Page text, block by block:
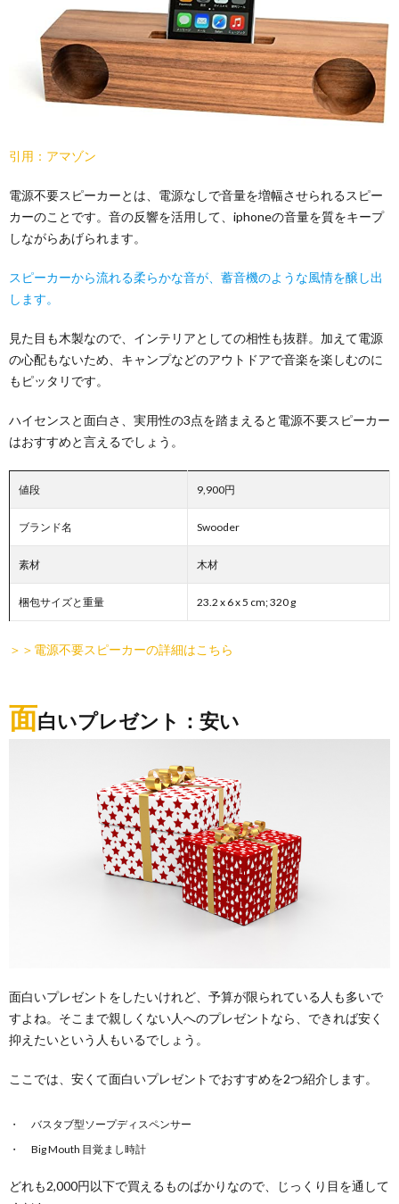
引用：アマゾン
電源不要スピーカーとは、電源なしで音量を増幅させられるスピー
カーのことです。音の反響を活用して、iphoneの音量を質をキープ
しながらあげられます。
スピーカーから流れる柔らかな音が、蓄音機のような風情を醸し出
します。
見た目も木製なので、インテリアとしての相性も抜群。加えて電源
の心配もないため、キャンプなどのアウトドアで音楽を楽しむのに
もピッタリです。
ハイセンスと面白さ、実用性の3点を踏まえると電源不要スピーカー
はおすすめと言えるでしょう。
値段 9,900円
ブランド名 Swooder
素材 木材
梱包サイズと重量 ‎23.2 x 6 x 5 cm; 320 g
＞＞電源不要スピーカーの詳細はこちら
面白いプレゼント：安い
面白いプレゼントをしたいけれど、予算が限られている人も多いで
すよね。そこまで親しくない人へのプレゼントなら、できれば安く
抑えたいという人もいるでしょう。
ここでは、安くて面白いプレゼントでおすすめを2つ紹介します。
バスタブ型ソープディスペンサー
Big Mouth 目覚まし時計
どれも2,000円以下で買えるものばかりなので、じっくり目を通して